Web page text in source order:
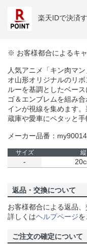
楽天IDで決済
※ お客様都合によるキ
人気アニメ「キン肉マ
オ山形オリジナルのリ
ルーを基調としたベー
ゴ＆エンブレムを組み
インが視線を集めます
蔵庫や愛車にペタッと手
メーカー品番：
サイズ 縦
-
返品・交換について
お客様都合による返品
詳しくはヘルプページを
ご注文の確定について